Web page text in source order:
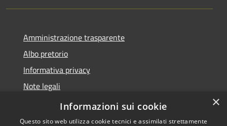
Amministrazione trasparente
Albo pretorio
Informativa privacy
Note legali
Dichiarazione di accessibilità
×
Informazioni sui cookie
Questo sito web utilizza cookie tecnici e assimilati strettamente